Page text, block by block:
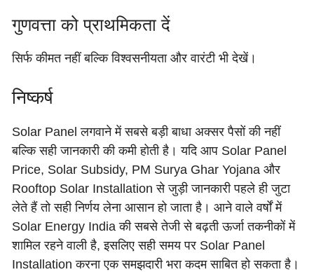
गुणवत्ता को प्राथमिकता दें
सिर्फ कीमत नहीं बल्कि विश्वसनीयता और वारंटी भी देखें।
निष्कर्ष
Solar Panel लगवाने में सबसे बड़ी बाधा अक्सर पैसों की नहीं
बल्कि सही जानकारी की कमी होती है। यदि आप Solar Panel
Price, Solar Subsidy, PM Surya Ghar Yojana और
Rooftop Solar Installation से जुड़ी जानकारी पहले ही जुटा
लेते हैं तो सही निर्णय लेना आसान हो जाता है। आने वाले वर्षों में
Solar Energy India की सबसे तेजी से बढ़ती ऊर्जा तकनीकों में
शामिल रहने वाली है, इसलिए सही समय पर Solar Panel
Installation करना एक समझदारी भरा कदम साबित हो सकता है।